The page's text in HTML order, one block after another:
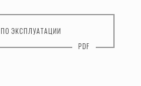
ПО ЭКСПЛУАТАЦИИ